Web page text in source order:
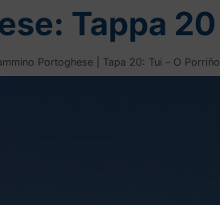
Tappa 20
Portoghese | Tapa 20: Tui – O Porriño